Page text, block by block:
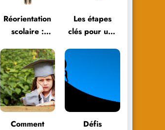
Réorientation
scolaire :
et parcours
inspirants
Les étapes
clés pour une
Comment
Défis